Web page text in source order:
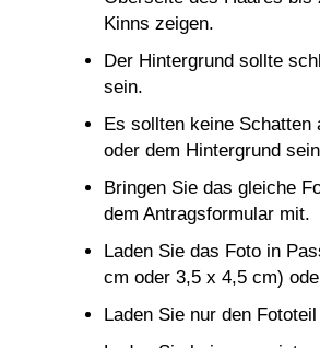
Kinns zeigen.
Der Hintergrund sollte
sein.
Es sollten keine Schatten
oder dem Hintergrund
Bringen Sie das gleiche
dem Antragsformular mit.
Laden Sie das Foto in
cm oder 3,5 x 4,5 cm)
Laden Sie nur den